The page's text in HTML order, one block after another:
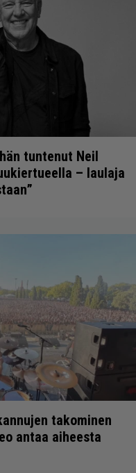
tuntenut Neil
– laulaja
takominen
antaa aiheesta